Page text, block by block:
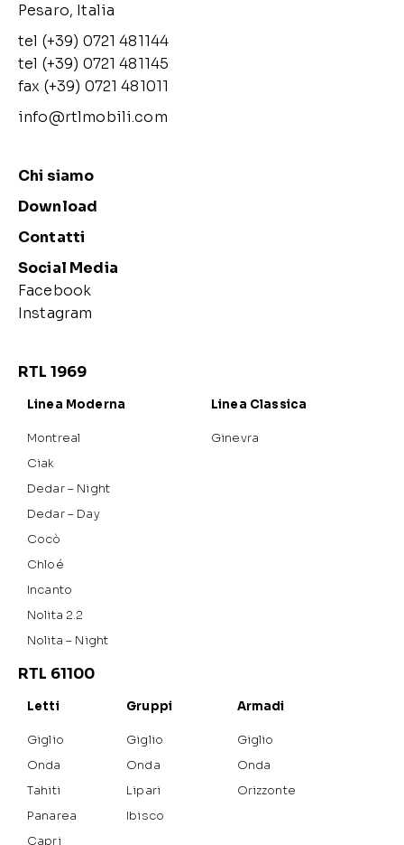
Pesaro, Italia
tel (+39) 0721 481144
tel (+39) 0721 481145
fax (+39) 0721 481011
info@rtlmobili.com
Chi siamo
Download
Contatti
Social Media
Facebook
Instagram
RTL 1969
Linea Moderna
Montreal
Ciak
Dedar – Night
Dedar – Day
Cocò
Chloé
Incanto
Nolita 2.2
Nolita – Night
Linea Classica
Ginevra
RTL 61100
Letti
Giglio
Onda
Tahiti
Panarea
Capri
Gruppi
Giglio
Onda
Lipari
Ibisco
Armadi
Giglio
Onda
Orizzonte